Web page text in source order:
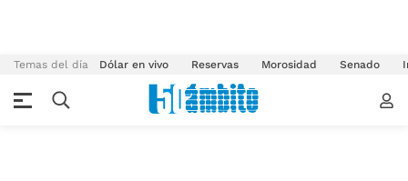
Temas del día Dólar en vivo Reservas Morosidad Senado